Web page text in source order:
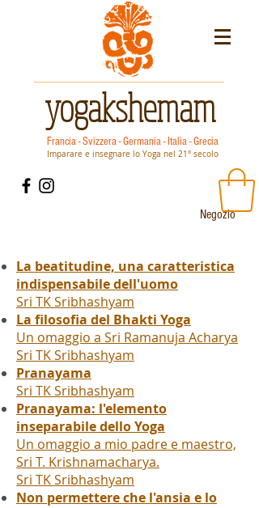
yogakshemam
Francia - Svizzera - Germania - Italia - Grecia
Imparare e insegnare lo Yoga nel 21° secolo
Negozio
La beatitudine, una caratteristica
indispensabile dell'uomo
Sri TK Sribhashyam
La filosofia del Bhakti Yoga
Un omaggio a Sri Ramanuja Acharya
Sri TK Sribhashyam
Pranayama
Sri TK Sribhashyam
Pranayama: l'elemento
inseparabile dello Yoga
Un omaggio a mio padre e maestro,
Sri T. Krishnamacharya.
Sri TK Sribhashyam
Non permettere che l'ansia e lo